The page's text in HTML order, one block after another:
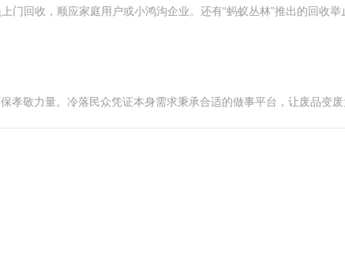
门回收，顺应家庭用户或小鸿沟企业。还有“蚂蚁丛林”推出的回收
敬力量。冷落民众凭证本身需求秉承合适的做事平台，让废品变废